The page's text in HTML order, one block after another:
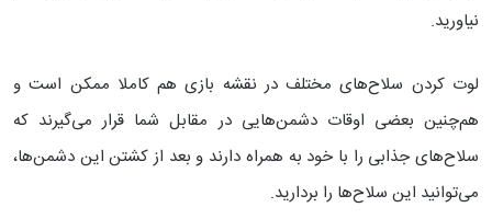
نیاورید.
لوت کردن سلاح‌های مختلف در نقشه بازی هم کاملا ممکن است و
هم‌چنین بعضی اوقات دشمن‌هایی در مقابل شما قرار می‌گیرند که
سلاح‌های جذابی را با خود به همراه دارند و بعد از کشتن این دشمن‌ها،
می‌توانید این سلاح‌ها را بردارید.